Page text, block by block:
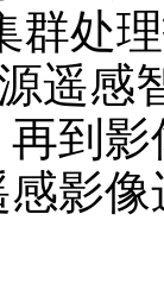
群处
遥感
到
影